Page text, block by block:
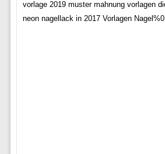
vorlage 2019 muster mahnung vorlagen
neon nagellack in 2017 Vorlagen